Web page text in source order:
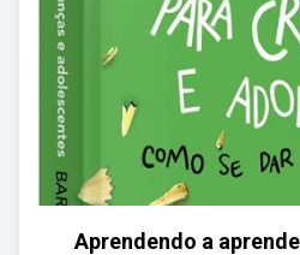
Aprendendo a